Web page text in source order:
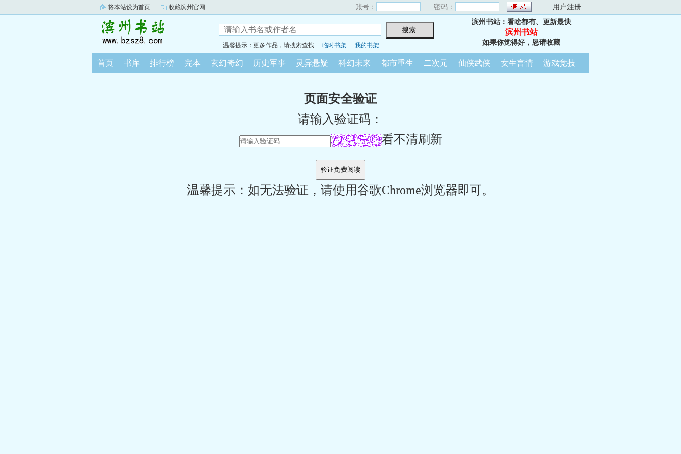
将本站设为首页 收藏滨州官网 账号： 密码： 用户注册
温馨提示：更多作品，请搜索查找 临时书架 我的书架
滨州书站：看啥都有、更新最快
滨州书站
如果你觉得好，恳请收藏
首页 书库 排行榜 完本 玄幻奇幻 历史军事 灵异悬疑 科幻未来 都市重生 二次元 仙侠武侠 女生言情 游戏竞技
页面安全验证
请输入验证码：
看不清刷新
温馨提示：如无法验证，请使用谷歌Chrome浏览器即可。